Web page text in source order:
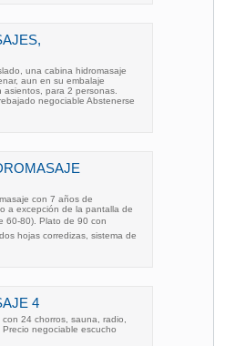
una cabina hidromasaje
aun en su embalaje
para 2 personas.
negociable Abstenerse
con 7 años de
a excepción de la pantalla de
80). Plato de 90 con
hojas corredizas, sistema de
4
24 chorros, sauna, radio,
negociable escucho